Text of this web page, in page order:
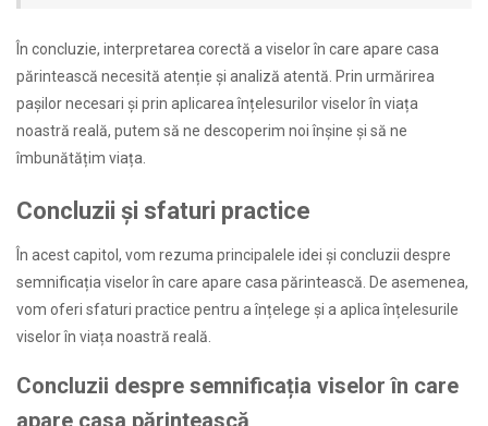
În concluzie, interpretarea corectă a viselor în care apare casa
părintească necesită atenție și analiză atentă. Prin urmărirea
pașilor necesari și prin aplicarea înțelesurilor viselor în viața
noastră reală, putem să ne descoperim noi înșine și să ne
îmbunătățim viața.
Concluzii și sfaturi practice
În acest capitol, vom rezuma principalele idei și concluzii despre
semnificația viselor în care apare casa părintească. De asemenea,
vom oferi sfaturi practice pentru a înțelege și a aplica înțelesurile
viselor în viața noastră reală.
Concluzii despre semnificația viselor în care
apare casa părintească